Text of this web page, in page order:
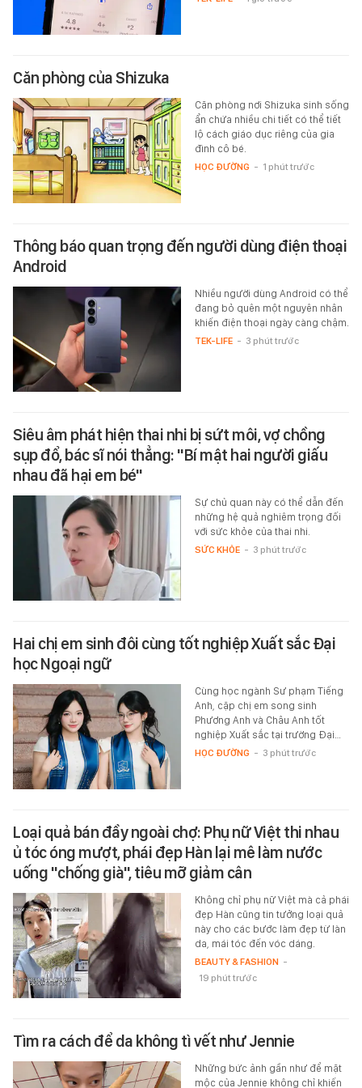
Căn phòng của Shizuka
Căn phòng nơi Shizuka sinh sống
ẩn chứa nhiều chi tiết có thể tiết
lộ cách giáo dục riêng của gia
đình cô bé.
HỌC ĐƯỜNG - 1 phút trước
Thông báo quan trọng đến người dùng điện thoại
Android
Nhiều người dùng Android có thể
đang bỏ quên một nguyên nhân
khiến điện thoại ngày càng chậm.
TEK-LIFE - 3 phút trước
Siêu âm phát hiện thai nhi bị sứt môi, vợ chồng
sụp đổ, bác sĩ nói thẳng: "Bí mật hai người giấu
nhau đã hại em bé"
Sự chủ quan này có thể dẫn đến
những hệ quả nghiêm trọng đối
với sức khỏe của thai nhi.
SỨC KHỎE - 3 phút trước
Hai chị em sinh đôi cùng tốt nghiệp Xuất sắc Đại
học Ngoại ngữ
Cùng học ngành Sư phạm Tiếng
Anh, cặp chị em song sinh
Phương Anh và Châu Anh tốt
nghiệp Xuất sắc tại trường Đại…
HỌC ĐƯỜNG - 3 phút trước
Loại quả bán đầy ngoài chợ: Phụ nữ Việt thi nhau
ủ tóc óng mượt, phái đẹp Hàn lại mê làm nước
uống "chống già", tiêu mỡ giảm cân
Không chỉ phụ nữ Việt mà cả phái
đẹp Hàn cũng tin tưởng loại quả
này cho các bước làm đẹp từ làn
da, mái tóc đến vóc dáng.
BEAUTY & FASHION -
19 phút trước
Tìm ra cách để da không tì vết như Jennie
Những bức ảnh gần như để mặt
mộc của Jennie không chỉ khiến